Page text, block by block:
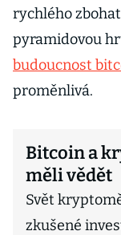
rychlého
pyramidovou
budoucnost
proměnlivá.
Bitcoin a
měli vědět
Svět
zkušené